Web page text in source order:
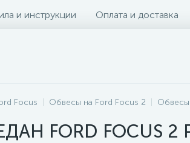
и инструкции Оплата и доставка
Focus Обвесы на Ford Focus 2
Обвесы
FORD FOCUS